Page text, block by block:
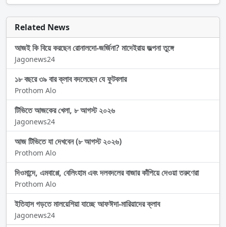
Related News
আজই কি বিয়ে করছেন রোনালদো-জর্জিনা? মাদেইরায় জল্পনা তুঙ্গে
Jagonews24
১৮ বছরে ৩৯ বার ক্লাব বদলেছেন যে ফুটবলার
Prothom Alo
টিভিতে আজকের খেলা, ৮ আগস্ট ২০২৬
Jagonews24
আজ টিভিতে যা দেখবেন (৮ আগস্ট ২০২৬)
Prothom Alo
দিওমান্দে, এমবাপ্পে, বেলিংহাম এবং দলবদলের বাজার কাঁপিয়ে দেওয়া তরুণেরা
Prothom Alo
ইতিহাস গড়তে মালয়েশিয়া যাচ্ছে আফঈদা-মারিয়াদের ক্লাব
Jagonews24